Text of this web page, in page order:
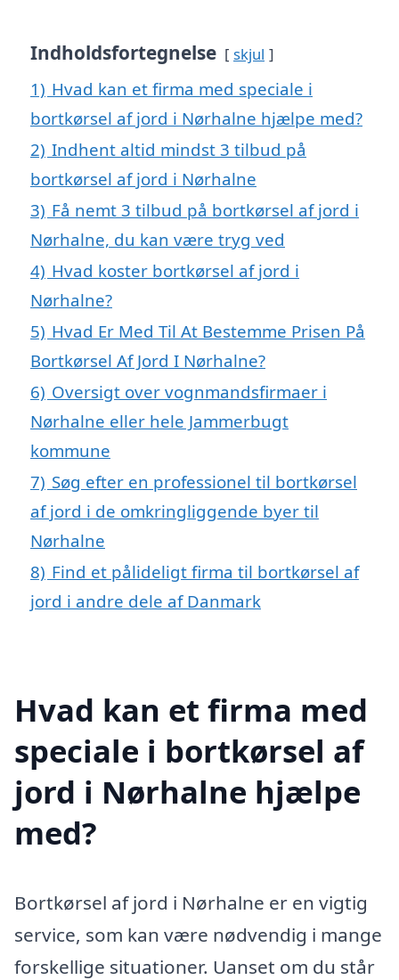
Indholdsfortegnelse skjul
1) Hvad kan et firma med speciale i
bortkørsel af jord i Nørhalne hjælpe med?
2) Indhent altid mindst 3 tilbud på
bortkørsel af jord i Nørhalne
3) Få nemt 3 tilbud på bortkørsel af jord i
Nørhalne, du kan være tryg ved
4) Hvad koster bortkørsel af jord i
Nørhalne?
5) Hvad Er Med Til At Bestemme Prisen På
Bortkørsel Af Jord I Nørhalne?
6) Oversigt over vognmandsfirmaer i
Nørhalne eller hele Jammerbugt
kommune
7) Søg efter en professionel til bortkørsel
af jord i de omkringliggende byer til
Nørhalne
8) Find et pålideligt firma til bortkørsel af
jord i andre dele af Danmark
Hvad kan et firma med
speciale i bortkørsel af
jord i Nørhalne hjælpe
med?
Bortkørsel af jord i Nørhalne er en vigtig
service, som kan være nødvendig i mange
forskellige situationer. Uanset om du står